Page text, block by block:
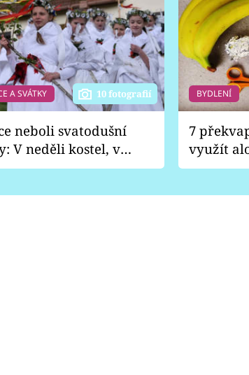
A SVÁTKY 10 fotografií
neboli svatodušní
V neděli kostel, v
zábava
BYDLENÍ
7
využít